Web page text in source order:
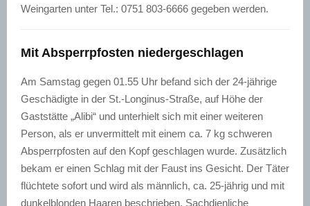
Weingarten unter Tel.: 0751 803-6666 gegeben werden.
Mit Absperrpfosten niedergeschlagen
Am Samstag gegen 01.55 Uhr befand sich der 24-jährige
Geschädigte in der St.-Longinus-Straße, auf Höhe der
Gaststätte „Alibi“ und unterhielt sich mit einer weiteren
Person, als er unvermittelt mit einem ca. 7 kg schweren
Absperrpfosten auf den Kopf geschlagen wurde. Zusätzlich
bekam er einen Schlag mit der Faust ins Gesicht. Der Täter
flüchtete sofort und wird als männlich, ca. 25-jährig und mit
dunkelblonden Haaren beschrieben. Sachdienliche